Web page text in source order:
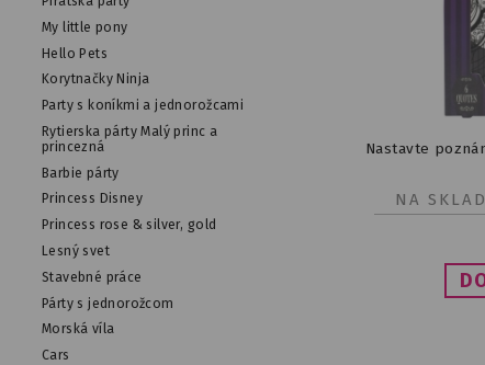
My little pony
Hello Pets
Korytnačky Ninja
Party s koníkmi a jednorožcami
Rytierska párty Malý princ a
princezná
Barbie párty
Princess Disney
Princess rose & silver, gold
Lesný svet
Stavebné práce
Párty s jednorožcom
Morská víla
Cars
Nastavte
NA